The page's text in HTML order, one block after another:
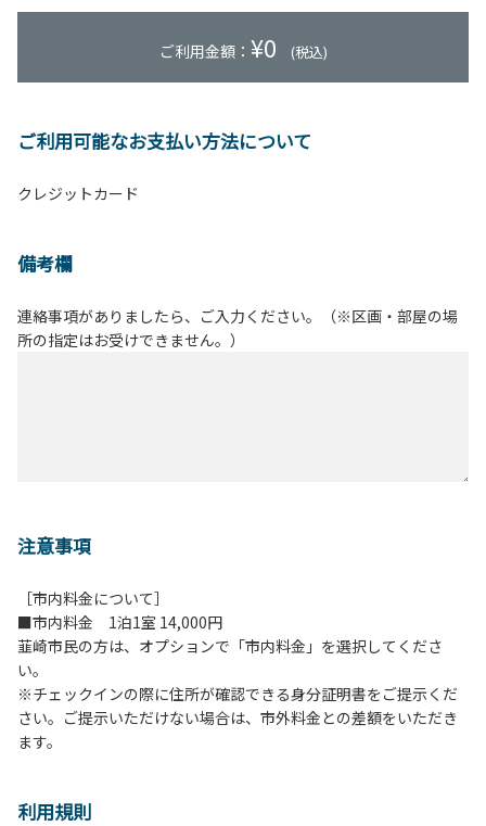
ご利用金額： ¥0 (税込)
ご利用可能なお支払い方法について
クレジットカード
備考欄
連絡事項がありましたら、ご入力ください。（※区画・部屋の場
所の指定はお受けできません。）
注意事項
［市内料金について］
■市内料金 1泊1室 14,000円
韮崎市民の方は、オプションで「市内料金」を選択してくださ
い。
※チェックインの際に住所が確認できる身分証明書をご提示くだ
さい。ご提示いただけない場合は、市外料金との差額をいただき
ます。
利用規則